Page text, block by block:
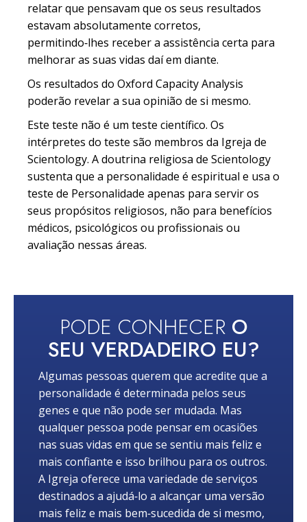
relatar que pensavam que os seus resultados
estavam absolutamente corretos,
permitindo‑lhes receber a assistência certa para
melhorar as suas vidas daí em diante.
Os resultados do Oxford Capacity Analysis
poderão revelar a sua opinião de si mesmo.
Este teste não é um teste científico. Os
intérpretes do teste são membros da Igreja de
Scientology. A doutrina religiosa de Scientology
sustenta que a personalidade é espiritual e usa o
teste de Personalidade apenas para servir os
seus propósitos religiosos, não para benefícios
médicos, psicológicos ou profissionais ou
avaliação nessas áreas.
PODE CONHECER O
SEU VERDADEIRO EU?
Algumas pessoas querem que acredite que a
personalidade é determinada pelos seus
genes e que não pode ser mudada. Mas
qualquer pessoa pode pensar em ocasiões
nas suas vidas em que se sentiu mais feliz e
mais confiante e isso brilhou para os outros.
A Igreja oferece uma variedade de serviços
destinados a ajudá‑lo a alcançar uma versão
mais feliz e mais bem‑sucedida de si mesmo,